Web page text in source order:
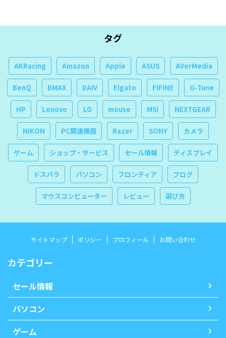
タグ
AKRacing Amazon Apple ASUS AVerMedia
BenQ BMAX DAIV Elgato FIFINE G-Tune
HP Lenovo LG mouse MSI NEXTGEAR
NIKON PC関連機器 Razer SONY カメラ
ゲーム ショップ・サービス セール情報 ディスプレイ
ドスパラ パソコン フロンティア ブログ
マウスコンピューター レビュー 選び方
サイトマップ ポリシー プロフィール お問い合わせ
カテゴリー
セール情報
パソコン
ゲーム